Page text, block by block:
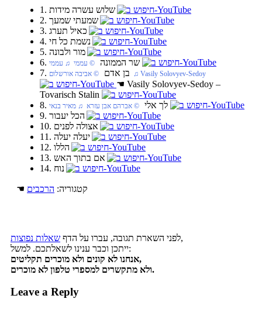
1. שלוש עשרה מידות
2. שמעתי שמעך
3. כאיל תערג
4. נשמת כל חי
5. מור ולבונה
6. שר הממונה ‏ © עממי‏ ♫ עממי
7. בן אדם ‏ © אביבה אורשלום‏ ♫ Vasily Solovyev-Sedoy
☚ Vasily Solovyev-Sedoy –
Tovarisch Stalin
8. לך אלי ‏ © אברהם אבן עזרא‏ ♫ מאיר בנאי
9. הכל יעבור
10. אצולה לפנים
11. יעלה יעלה
12. הללו
13. אם בתוך האש
14. נוח
☚ קטגוריה: הרכבים
לפני השארת תגובה, עברו על הדף שאלות נפוצות
,
ייתכן וכבר ענינו לשאלתכם. למשל:
אנחנו לא קונים ולא מוכרים תקליטים,
ולא מתקשרים למספרי טלפון לא מוכרים.
Leave a Reply